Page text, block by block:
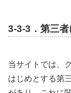
3-3-3．第三
当サイトでは、
はじめとする第